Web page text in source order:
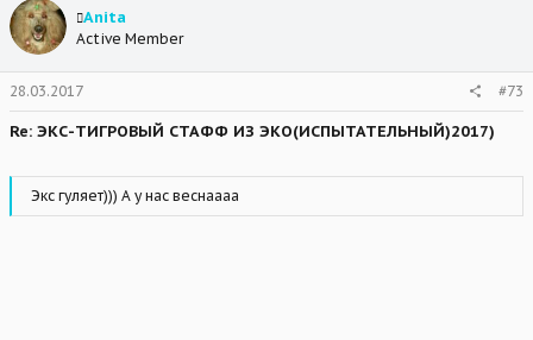
Anita
Active Member
28.03.2017 #73
Re: ЭКС-ТИГРОВЫЙ СТАФФ ИЗ ЭКО(ИСПЫТАТЕЛЬНЫЙ)2017)
Экс гуляет))) А у нас веснаааа